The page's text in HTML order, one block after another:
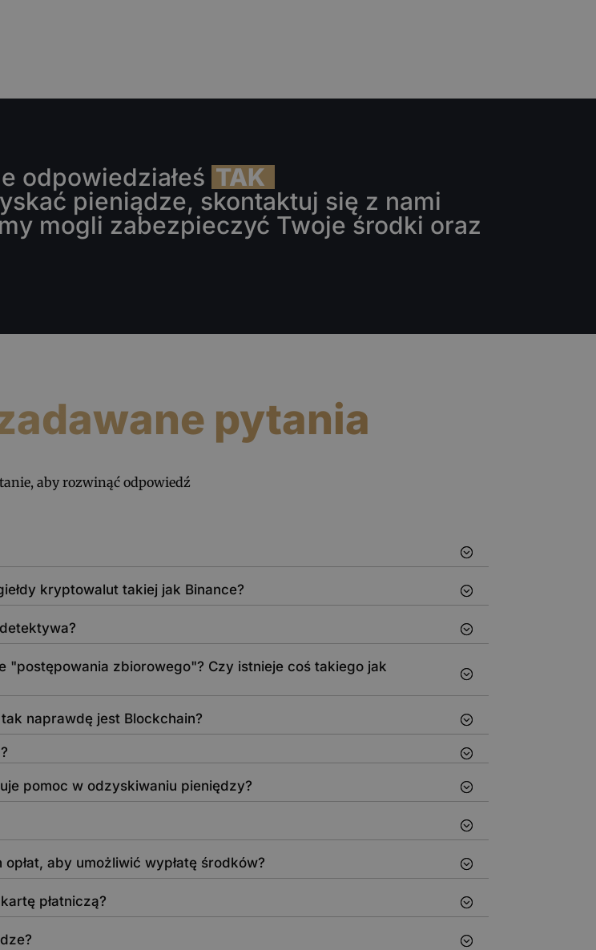
odpowiedziałeś TAK
pieniądze, skontaktuj się z nami
mogli zabezpieczyć Twoje środki oraz
pytania
aby rozwinąć odpowiedź
kryptowalut takiej jak Binance?
zbiorowego"? Czy istnieje coś takiego jak
naprawdę jest Blockchain?
pomoc w odzyskiwaniu pieniędzy?
aby umożliwić wypłatę środków?
płatniczą?